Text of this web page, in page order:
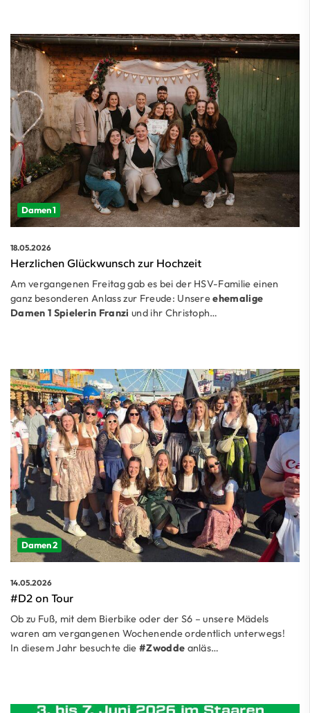
Damen 1
18.05.2026
Herzlichen Glückwunsch zur Hochzeit
Am vergangenen Freitag gab es bei der HSV-Familie einen
ganz besonderen Anlass zur Freude: Unsereehemalige
Damen 1 Spielerin Franzi und ihr Christoph…
Damen 2
14.05.2026
#D2 on Tour
Ob zu Fuß, mit dem Bierbike oder der S6 – unsere Mädels
waren am vergangenen Wochenende ordentlich unterwegs!
In diesem Jahr besuchte die #Zwodde anläs…